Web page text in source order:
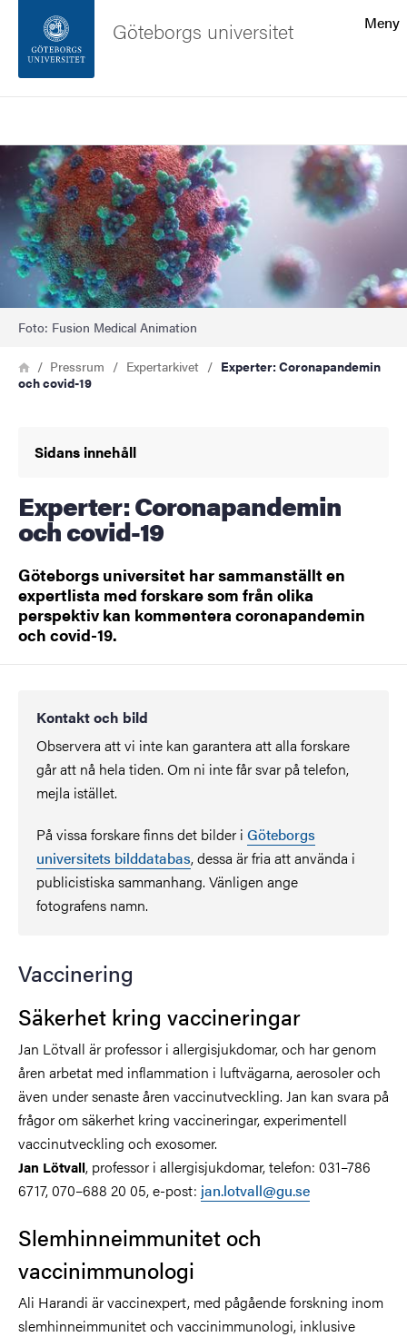
Sidfoten
Om webbplatsen
Meny
Göteborgs universitet
Bild
Foto: Fusion Medical Animation
Länkstig
HemPressrum Expertarkivet
Experter: Coronapandemin
och covid-19
Sidans innehåll
Experter: Coronapandemin
och covid-19
Göteborgs universitet har sammanställt en
expertlista med forskare som från olika
perspektiv kan kommentera coronapandemin
och covid-19.
Kontakt och bild
Observera att vi inte kan garantera att alla forskare
går att nå hela tiden. Om ni inte får svar på telefon,
mejla istället.
På vissa forskare finns det bilder i Göteborgs
universitets bilddatabas, dessa är fria att använda i
publicistiska sammanhang. Vänligen ange
fotografens namn.
Vaccinering
Säkerhet kring vaccineringar
Jan Lötvall är professor i allergisjukdomar, och har genom
åren arbetat med inflammation i luftvägarna, aerosoler och
även under senaste åren vaccinutveckling. Jan kan svara på
frågor om säkerhet kring vaccineringar, experimentell
vaccinutveckling och exosomer.
Jan Lötvall, professor i allergisjukdomar, telefon: 031–786
6717, 070–688 20 05, e-post: jan.lotvall@gu.se
Slemhinneimmunitet och
vaccinimmunologi
Ali Harandi är vaccinexpert, med pågående forskning inom
slemhinneimmunitet och vaccinimmunologi, inklusive